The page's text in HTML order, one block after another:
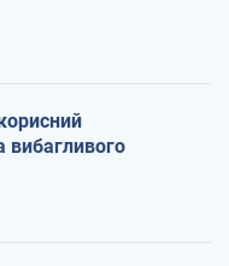
вибагливого